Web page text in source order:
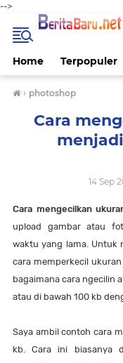
-->
Home Terpopuler
› photoshop
Cara
14 Sep
Cara mengecilkan
upload gambar atau
waktu yang lama. Untuk
cara memperkecil
bagaimana cara ngecilin
atau di bawah 100 kb
Saya ambil contoh cara
kb. Cara ini biasanya